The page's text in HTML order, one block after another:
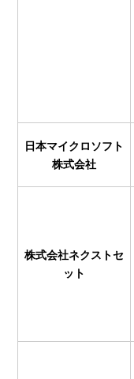
日本マイクロソフト
株式会社
株式会社ネクストセ
ット